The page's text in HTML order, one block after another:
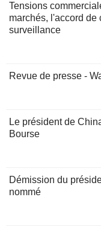
Tensions
marchés, l'accord de
surveillance
Revue de presse -
Le président de
Bourse
Démission du
nommé